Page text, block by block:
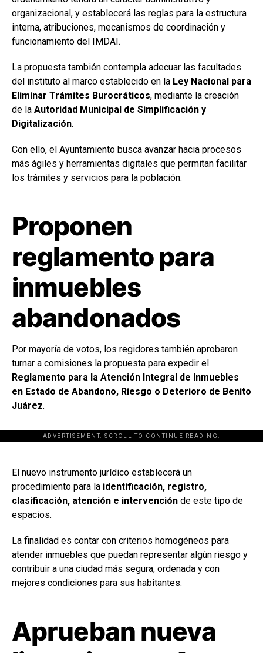
organizacional, y establecerá las reglas para la estructura
interna, atribuciones, mecanismos de coordinación y
funcionamiento del IMDAI.
La propuesta también contempla adecuar las facultades
del instituto al marco establecido en la Ley Nacional para
Eliminar Trámites Burocráticos, mediante la creación
de la Autoridad Municipal de Simplificación y
Digitalización.
Con ello, el Ayuntamiento busca avanzar hacia procesos
más ágiles y herramientas digitales que permitan facilitar
los trámites y servicios para la población.
Proponen
reglamento para
inmuebles
abandonados
Por mayoría de votos, los regidores también aprobaron
turnar a comisiones la propuesta para expedir el
Reglamento para la Atención Integral de Inmuebles
en Estado de Abandono, Riesgo o Deterioro de Benito
Juárez.
ADVERTISEMENT. SCROLL TO CONTINUE READING.
[adsforwp id="243463"]
El nuevo instrumento jurídico establecerá un
procedimiento para la identificación, registro,
clasificación, atención e intervención de este tipo de
espacios.
La finalidad es contar con criterios homogéneos para
atender inmuebles que puedan representar algún riesgo y
contribuir a una ciudad más segura, ordenada y con
mejores condiciones para sus habitantes.
Aprueban nueva